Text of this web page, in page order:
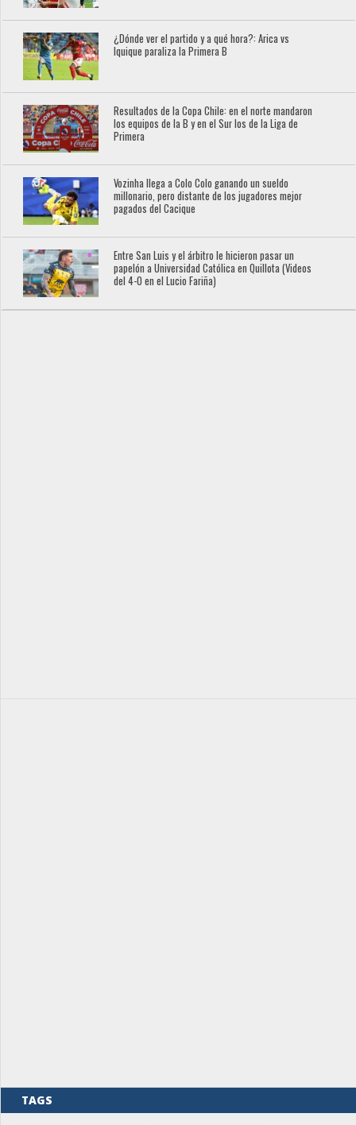
¿Dónde ver el partido y a qué hora?: Arica vs
Iquique paraliza la Primera B
Resultados de la Copa Chile: en el norte mandaron
los equipos de la B y en el Sur los de la Liga de
Primera
Vozinha llega a Colo Colo ganando un sueldo
millonario, pero distante de los jugadores mejor
pagados del Cacique
Entre San Luis y el árbitro le hicieron pasar un
papelón a Universidad Católica en Quillota (Videos
del 4-0 en el Lucio Fariña)
TAGS